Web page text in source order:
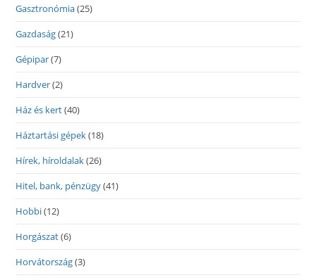
Gasztronómia(25)
Gazdaság(21)
Gépipar(7)
Hardver(2)
Ház és kert(40)
Háztartási gépek(18)
Hírek, híroldalak(26)
Hitel, bank, pénzügy(41)
Hobbi(12)
Horgászat(6)
Horvátország(3)